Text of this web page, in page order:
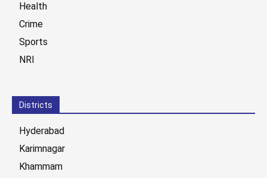
Health
Crime
Sports
NRI
Districts
Hyderabad
Karimnagar
Khammam